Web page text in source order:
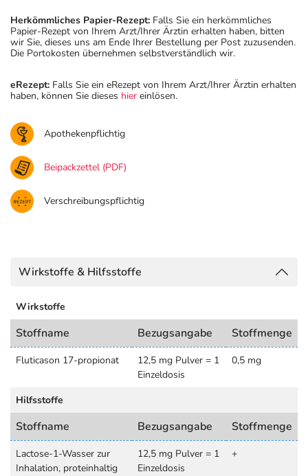
Herkömmliches Papier-Rezept: Falls Sie ein herkömmliches
Papier-Rezept von Ihrem Arzt/Ihrer Ärztin erhalten haben, bitten
wir Sie, dieses uns am Ende Ihrer Bestellung per Post zuzusenden.
Die Portokosten übernehmen selbstverständlich wir.
eRezept: Falls Sie ein eRezept von Ihrem Arzt/Ihrer Ärztin erhalten
haben, können Sie dieses hier einlösen.
Apothekenpflichtig
Beipackzettel (PDF)
Verschreibungspflichtig
Wirkstoffe & Hilfsstoffe
Wirkstoffe
Stoffname Bezugsangabe Stoffmenge
Fluticason 17-propionat
12,5 mg Pulver = 1
Einzeldosis
0,5 mg
Hilfsstoffe
Stoffname Bezugsangabe Stoffmenge
Lactose-1-Wasser zur
Inhalation, proteinhaltig
12,5 mg Pulver = 1
Einzeldosis
+